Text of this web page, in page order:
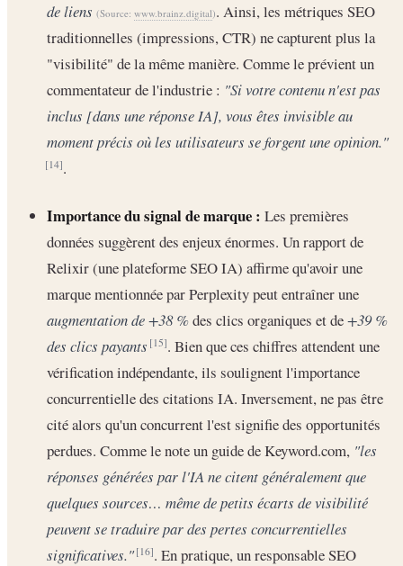
de liens (Source: www.brainz.digital). Ainsi, les métriques SEO
traditionnelles (impressions, CTR) ne capturent plus la
"visibilité" de la même manière. Comme le prévient un
commentateur de l'industrie : "Si votre contenu n'est pas
inclus [dans une réponse IA], vous êtes invisible au
moment précis où les utilisateurs se forgent une opinion."
[14].
Importance du signal de marque : Les premières
données suggèrent des enjeux énormes. Un rapport de
Relixir (une plateforme SEO IA) affirme qu'avoir une
marque mentionnée par Perplexity peut entraîner une
augmentation de +38 %des clics organiques et de+39 %
des clics payants [15]. Bien que ces chiffres attendent une
vérification indépendante, ils soulignent l'importance
concurrentielle des citations IA. Inversement, ne pas être
cité alors qu'un concurrent l'est signifie des opportunités
perdues. Comme le note un guide de Keyword.com, "les
réponses générées par l'IA ne citent généralement que
quelques sources… même de petits écarts de visibilité
peuvent se traduire par des pertes concurrentielles
significatives." [16]. En pratique, un responsable SEO